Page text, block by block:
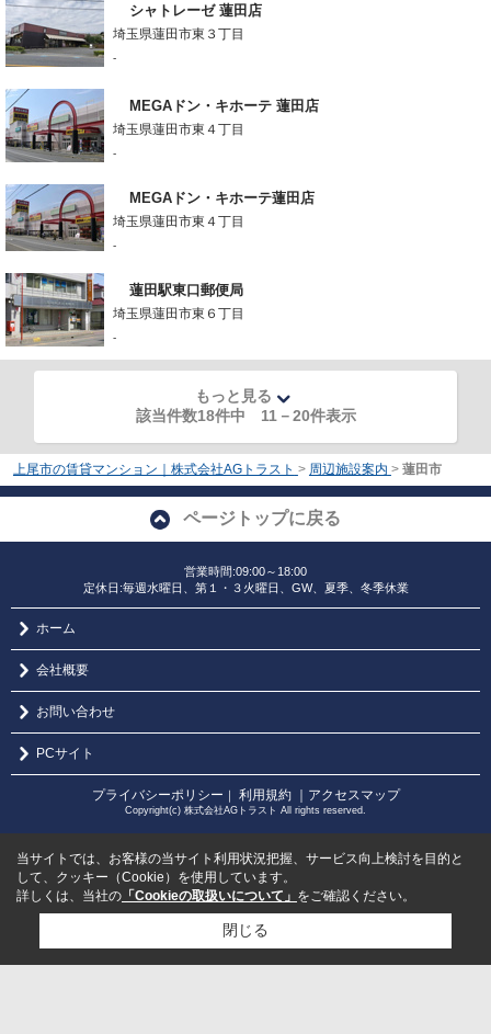
シャトレーゼ 蓮田店
埼玉県蓮田市東３丁目
-
MEGAドン・キホーテ 蓮田店
埼玉県蓮田市東４丁目
-
MEGAドン・キホーテ蓮田店
埼玉県蓮田市東４丁目
-
蓮田駅東口郵便局
埼玉県蓮田市東６丁目
-
もっと見る
該当件数18件中 11 －20件表示
上尾市の賃貸マンション｜株式会社AGトラスト > 周辺施設案内 > 蓮田市
ページトップに戻る
営業時間:09:00～18:00
定休日:毎週水曜日、第１・３火曜日、GW、夏季、冬季休業
ホーム
会社概要
お問い合わせ
PCサイト
プライバシーポリシー ｜ 利用規約 ｜アクセスマップ
Copyright(c) 株式会社AGトラスト All rights reserved.
当サイトでは、お客様の当サイト利用状況把握、サービス向上検討を目的と
して、クッキー（Cookie）を使用しています。
詳しくは、当社の 「Cookieの取扱いについて」 をご確認ください。
閉じる